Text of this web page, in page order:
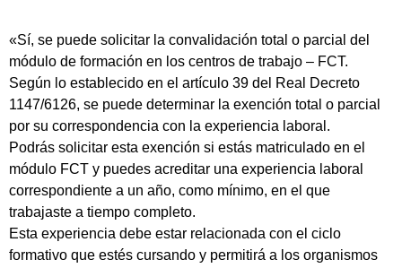
«Sí, se puede solicitar la convalidación total o parcial del
módulo de formación en los centros de trabajo – FCT.
Según lo establecido en el artículo 39 del Real Decreto
1147/6126, se puede determinar la exención total o parcial
por su correspondencia con la experiencia laboral.
Podrás solicitar esta exención si estás matriculado en el
módulo FCT y puedes acreditar una experiencia laboral
correspondiente a un año, como mínimo, en el que
trabajaste a tiempo completo.
Esta experiencia debe estar relacionada con el ciclo
formativo que estés cursando y permitirá a los organismos